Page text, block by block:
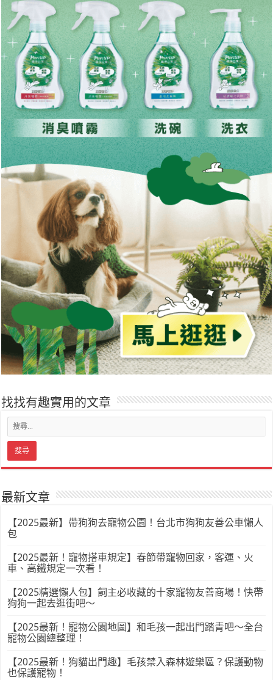
找找有趣實用的文章
最新文章
【2025最新】帶狗狗去寵物公園！台北市狗狗友善公車懶人
包
【2025最新！寵物搭車規定】春節帶寵物回家，客運、火
車、高鐵規定一次看！
【2025精選懶人包】飼主必收藏的十家寵物友善商場！快帶
狗狗一起去逛街吧～
【2025最新！寵物公園地圖】和毛孩一起出門踏青吧～全台
寵物公園總整理！
【2025最新！狗貓出門趣】毛孩禁入森林遊樂區？保護動物
也保護寵物！